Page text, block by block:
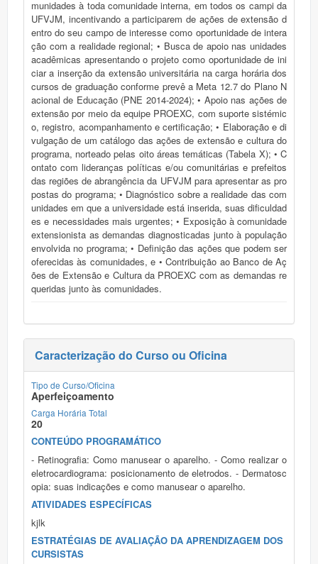
munidades à toda comunidade interna, em todos os campi da
UFVJM, incentivando a participarem de ações de extensão d
entro do seu campo de interesse como oportunidade de intera
ção com a realidade regional; • Busca de apoio nas unidades
acadêmicas apresentando o projeto como oportunidade de ini
ciar a inserção da extensão universitária na carga horária dos
cursos de graduação conforme prevê a Meta 12.7 do Plano N
acional de Educação (PNE 2014-2024); • Apoio nas ações de
extensão por meio da equipe PROEXC, com suporte sistémic
o, registro, acompanhamento e certificação; • Elaboração e di
vulgação de um catálogo das ações de extensão e cultura do
programa, norteado pelas oito áreas temáticas (Tabela X); • C
ontato com lideranças políticas e/ou comunitárias e prefeitos
das regiões de abrangência da UFVJM para apresentar as pro
postas do programa; • Diagnóstico sobre a realidade das com
unidades em que a universidade está inserida, suas dificuldad
es e necessidades mais urgentes; • Exposição à comunidade
extensionista as demandas diagnosticadas junto à população
envolvida no programa; • Definição das ações que podem ser
oferecidas às comunidades, e • Contribuição ao Banco de Aç
ões de Extensão e Cultura da PROEXC com as demandas re
queridas junto às comunidades.
Caracterização do Curso ou Oficina
Tipo de Curso/Oficina
Aperfeiçoamento
Carga Horária Total
20
CONTEÚDO PROGRAMÁTICO
- Retinografia: Como manusear o aparelho. - Como realizar o
eletrocardiograma: posicionamento de eletrodos. - Dermatosc
opia: suas indicações e como manusear o aparelho.
ATIVIDADES ESPECÍFICAS
kjlk
ESTRATÉGIAS DE AVALIAÇÃO DA APRENDIZAGEM DOS
CURSISTAS